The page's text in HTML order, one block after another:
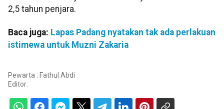
2,5 tahun penjara.
Baca juga: Lapas Padang nyatakan tak ada perlakuan
istimewa untuk Muzni Zakaria
Pewarta : Fathul Abdi
Editor: